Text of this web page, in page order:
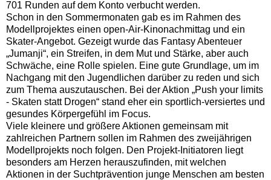
701 Runden auf dem Konto verbucht werden.
Schon in den Sommermonaten gab es im Rahmen des
Modellprojektes einen open-Air-Kinonachmittag und ein
Skater-Angebot. Gezeigt wurde das Fantasy Abenteuer
„Jumanji“, ein Streifen, in dem Mut und Stärke, aber auch
Schwäche, eine Rolle spielen. Eine gute Grundlage, um im
Nachgang mit den Jugendlichen darüber zu reden und sich
zum Thema auszutauschen. Bei der Aktion „Push your limits
- Skaten statt Drogen“ stand eher ein sportlich-versiertes und
gesundes Körpergefühl im Focus.
Viele kleinere und größere Aktionen gemeinsam mit
zahlreichen Partnern sollen im Rahmen des zweijährigen
Modellprojekts noch folgen. Den Projekt-Initiatoren liegt
besonders am Herzen herauszufinden, mit welchen
Aktionen in der Suchtprävention junge Menschen am besten